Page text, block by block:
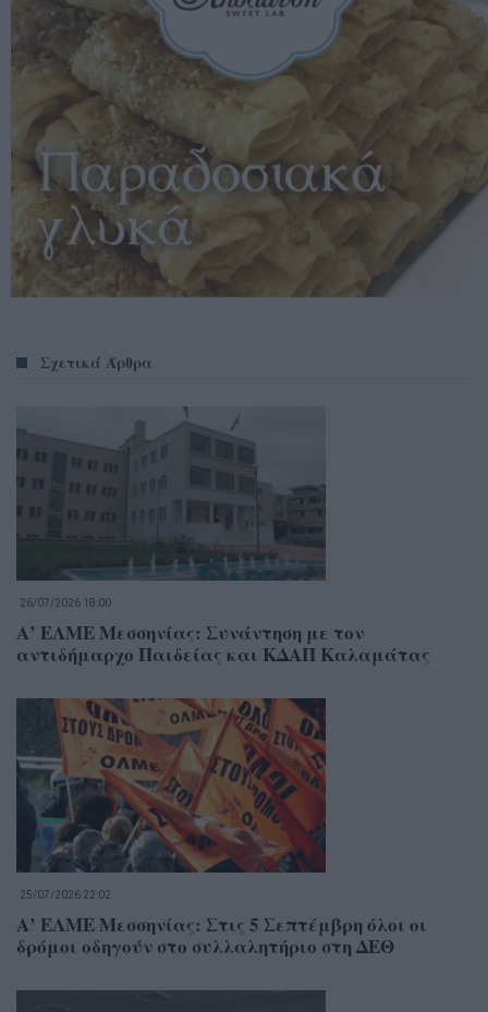
Σχετικά Άρθρα
26/07/2026 18:00
Α’ ΕΛΜΕ Μεσσηνίας: Συνάντηση με τον
αντιδήμαρχο Παιδείας και ΚΔΑΠ Καλαμάτας
25/07/2026 22:02
Α’ ΕΛΜΕ Μεσσηνίας: Στις 5 Σεπτέμβρη όλοι οι
δρόμοι οδηγούν στο συλλαλητήριο στη ΔΕΘ